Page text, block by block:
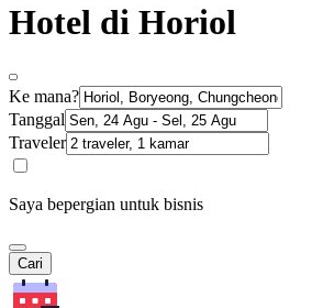
Hotel di Horiol
Ke mana?
Tanggal
Traveler
Saya bepergian untuk bisnis
Cari